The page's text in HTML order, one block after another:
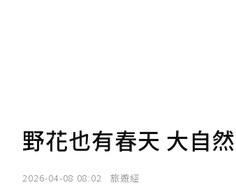
野花也有春天 大自
2026-04-08 08:02 旅遊經